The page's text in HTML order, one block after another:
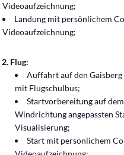
Videoaufzeichnung;
Landung mit persönlichem
Videoaufzeichnung;
2. Flug:
Auffahrt auf den
mit Flugschulbus;
Startvorbereitung auf
Windrichtung angepassten
Visualisierung;
Start mit persönlichem